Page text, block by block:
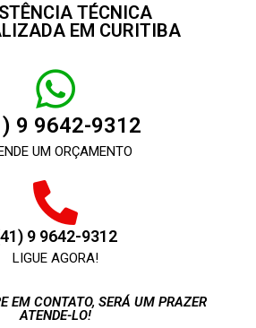
TÉCNICA
EM CURITIBA
9 9642-9312
UM ORÇAMENTO
9 9642-9312
LIGUE AGORA!
EM CONTATO, SERÁ UM PRAZER
ATENDE-LO!